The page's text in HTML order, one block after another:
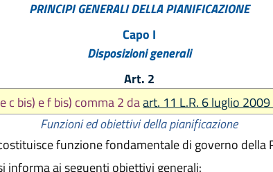
2004 n. 27
n. 15
n. 17
PRINCIPI GENERALI DELLA PIANIFICAZIONE
Capo I
Disposizioni generali
Art. 2
c bis) e f bis) comma 2 daart. 11 L.R. 6 luglio
Funzioni ed obiettivi della pianificazione
funzione fondamentale di governo della
informa ai seguenti obiettivi generali: